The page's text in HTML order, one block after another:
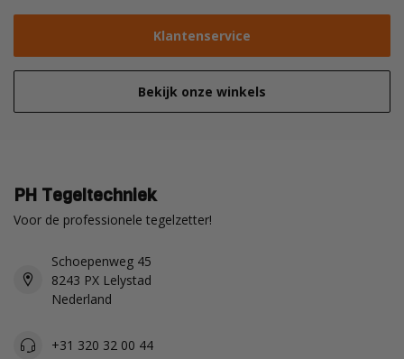
Klantenservice
Bekijk onze winkels
PH Tegeltechniek
Voor de professionele tegelzetter!
Schoepenweg 45
8243 PX Lelystad
Nederland
+31 320 32 00 44